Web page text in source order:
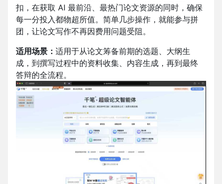
扣，在获取 AI 最前沿、最热门论文资源的同时，确保
每一分投入都物超所值。简单几步操作，就能参与拼
团，让论文写作不再因费用问题受阻。
适用场景： 适用于从论文筹备前期的选题、大纲生
成，到撰写过程中的资料收集、内容生成，再到最终
答辩的全流程。